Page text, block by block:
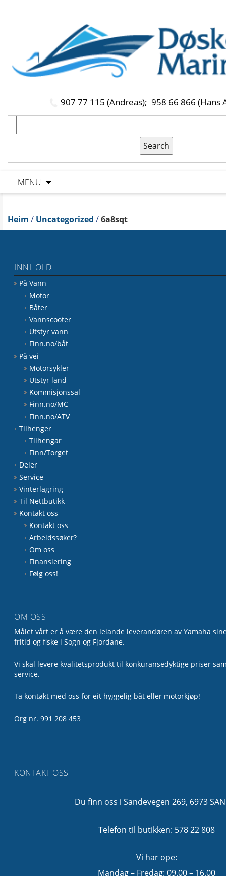
907 77 115 (Andreas); 958 66 866 (Hans
MENU
Heim / Uncategorized /6a8sqt
INNHOLD
På Vann
Motor
Båter
Vannscooter
Utstyr vann
Finn.no/båt
På vei
Motorsykler
Utstyr land
Kommisjonssal
Finn.no/MC
Finn.no/ATV
Tilhenger
Tilhengar
Finn/Torget
Deler
Service
Vinterlagring
Til Nettbutikk
Kontakt oss
Kontakt oss
Arbeidssøker?
Om oss
Finansiering
Følg oss!
OM OSS
Målet vårt er å være den leiande leverandøren av Yamaha
fritid og fiske i Sogn og Fjordane.
Vi skal levere kvalitetsprodukt til konkuransedyktige priser
service.
Ta kontakt med oss for eit hyggelig båt eller motorkjøp!
Org nr. 991 208 453
KONTAKT OSS
Du finn oss i Sandevegen 269, 6973
Telefon til butikken: 578 22 808
Vi har ope:
Mandag – Fredag: 09.00 – 16.00